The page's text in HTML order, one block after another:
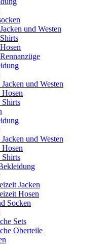
und Westen
und Westen
und Westen
Shirts
Jacken
Hosen
Socken
Sets
Oberteile